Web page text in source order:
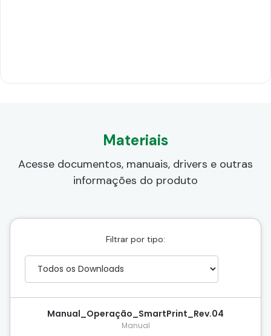
Materiais
Acesse documentos, manuais, drivers e outras
informações do produto
Filtrar por tipo:
Manual_Operação_SmartPrint_Rev.04
Manual